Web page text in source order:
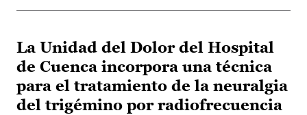
La Unidad del Dolor del Hospital
de Cuenca incorpora una técnica
para el tratamiento de la neuralgia
del trigémino por radiofrecuencia